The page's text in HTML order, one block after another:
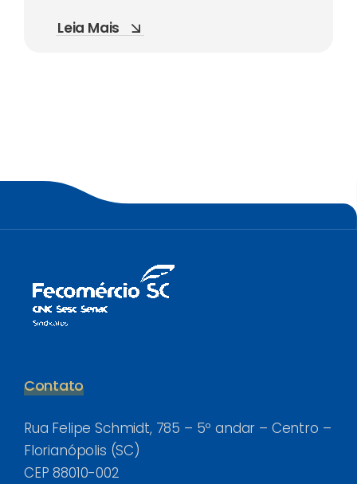
Leia Mais
Contato
Rua Felipe Schmidt, 785 – 5º andar – Centro –
Florianópolis (SC)
CEP 88010-002